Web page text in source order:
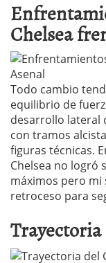
Chelsea
Todo cambio
equilibrio de
desarrollo lateral
con tramos
figuras técnicas.
Chelsea no logró
máximos pero mi
retroceso para
Trayectoria